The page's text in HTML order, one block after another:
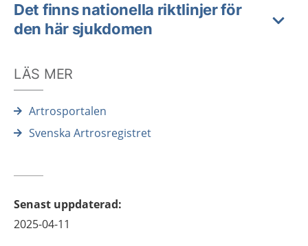
Det finns nationella riktlinjer för
den här sjukdomen
LÄS MER
Artrosportalen
Svenska Artrosregistret
Senast uppdaterad:
2025-04-11